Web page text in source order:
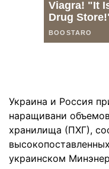
Украина и Россия
наращивани
хранилища (ПХГ),
украинском